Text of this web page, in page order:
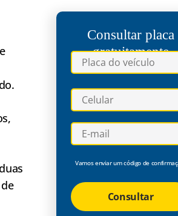
Consultar placa
gratuitamente
Vamos enviar um código de
Consultar